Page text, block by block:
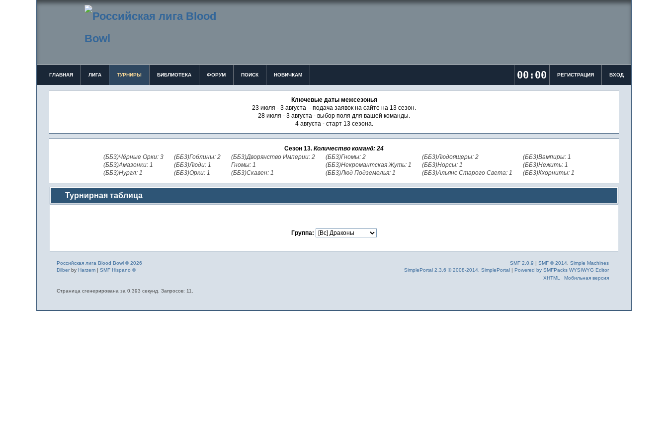
ГЛАВНАЯ ЛИГА ТУРНИРЫ БИБЛИОТЕКА ФОРУМ ПОИСК НОВИЧКАМ 00:00 РЕГИСТРАЦИЯ ВХОД
Ключевые даты межсезонья
23 июля - 3 августа - подача заявок на сайте на 13 сезон.
28 июля - 3 августа - выбор поля для вашей команды.
4 августа - старт 13 сезона.
Сезон 13. Количество команд: 24
(ББ3)Чёрные Орки: 3
(ББ3)Амазонки: 1
(ББ3)Нургл: 1
(ББ3)Гоблины: 2
(ББ3)Люди: 1
(ББ3)Орки: 1
(ББ3)Дворянство Империи: 2
Гномы: 1
(ББ3)Скавен: 1
(ББ3)Гномы: 2
(ББ3)Некромантская Жуть: 1
(ББ3)Люд Подземелья: 1
(ББ3)Людоящеры: 2
(ББ3)Норсы: 1
(ББ3)Альянс Старого Света: 1
(ББ3)Вампиры: 1
(ББ3)Нежить: 1
(ББ3)Кхорниты: 1
Турнирная таблица
Группа:
SMF 2.0.9 |SMF © 2014 ,Simple Machines
SimplePortal 2.3.6 © 2008-2014, SimplePortal |Powered by SMFPacks WYSIWYG Editor
XHTML
Мобильная версия
Российская лига Blood Bowl © 2026
Dilberby Harzem| SMF Hispano ©
Страница сгенерирована за 0.393 секунд. Запросов: 11.